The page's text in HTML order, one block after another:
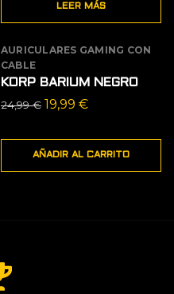
LEER MÁS
OFERTA
AURICULARES GAMING CON
CABLE
KORP BARIUM NEGRO
24,99€ El
original
19,99 €El
actual
AÑADIR AL CARRITO